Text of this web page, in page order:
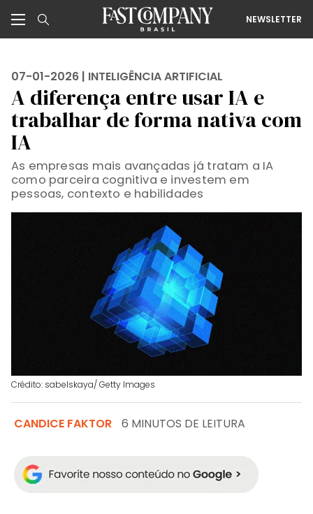
NEWSLETTER
07-01-2026 | INTELIGÊNCIA ARTIFICIAL
A diferença entre usar IA e
trabalhar de forma nativa com
IA
As empresas mais avançadas já tratam a IA
como parceira cognitiva e investem em
pessoas, contexto e habilidades
Crédito: sabelskaya/ Getty Images
CANDICE FAKTOR 6 MINUTOS DE LEITURA